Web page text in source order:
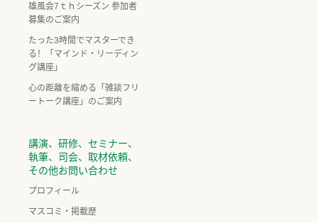
雄風会7ｔｈシーズン 参加者
募集のご案内
たった3時間でマスターでき
る！「マインド・リーディン
グ講座」
心の距離を縮める「雑談フリ
ートーク講座」のご案内
講演、研修、セミナー、
執筆、司会、取材依頼、
その他お問い合わせ
プロフィール
マスコミ・掲載歴